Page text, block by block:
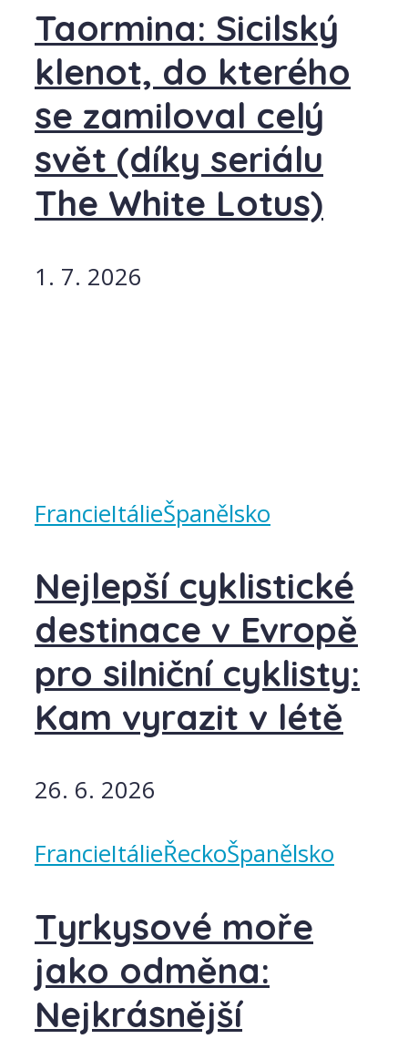
Taormina: Sicilský
klenot, do kterého
se zamiloval celý
svět (díky seriálu
The White Lotus)
1. 7. 2026
FrancieItálieŠpanělsko
Nejlepší cyklistické
destinace v Evropě
pro silniční cyklisty:
Kam vyrazit v létě
26. 6. 2026
FrancieItálieŘeckoŠpanělsko
Tyrkysové moře
jako odměna:
Nejkrásnější